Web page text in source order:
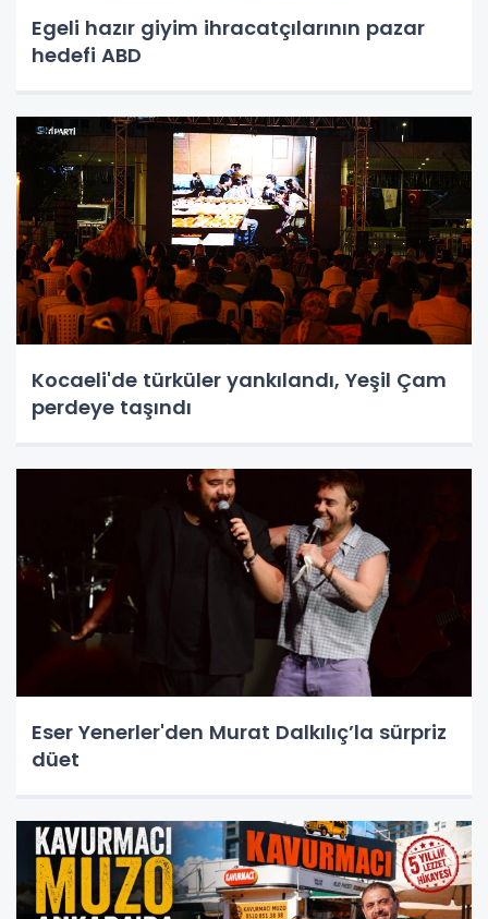
Egeli hazır giyim ihracatçılarının pazar
hedefi ABD
Kocaeli'de türküler yankılandı, Yeşil Çam
perdeye taşındı
Eser Yenerler'den Murat Dalkılıç’la sürpriz
düet